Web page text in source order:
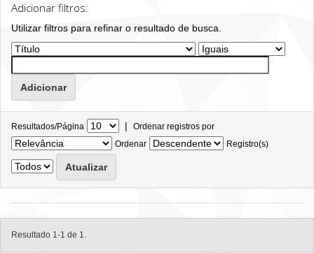
Adicionar filtros:
Utilizar filtros para refinar o resultado de busca.
Resultados/Página | Ordenar registros por
Ordenar
Registro(s)
Resultado 1-1 de 1.